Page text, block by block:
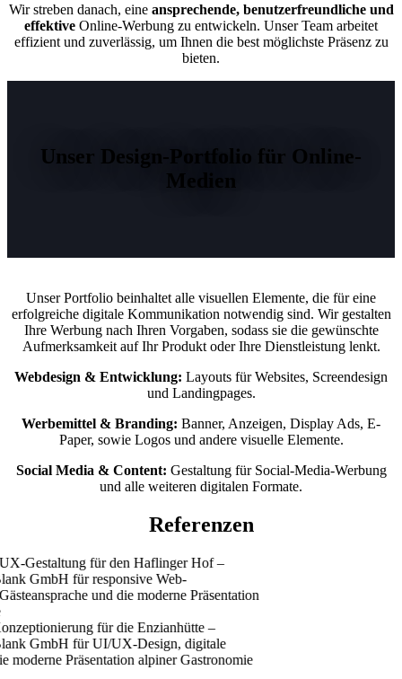
Wir streben danach, eine ansprechende, benutzerfreundliche und
effektive Online-Werbung zu entwickeln. Unser Team arbeitet
effizient und zuverlässig, um Ihnen die best möglichste Präsenz zu
bieten.
Unser Design-Portfolio für Online-
Medien
Unser Portfolio beinhaltet alle visuellen Elemente, die für eine
erfolgreiche digitale Kommunikation notwendig sind. Wir gestalten
Ihre Werbung nach Ihren Vorgaben, sodass sie die gewünschte
Aufmerksamkeit auf Ihr Produkt oder Ihre Dienstleistung lenkt.
Webdesign & Entwicklung: Layouts für Websites, Screendesign
und Landingpages.
Werbemittel & Branding: Banner, Anzeigen, Display Ads, E-
Paper, sowie Logos und andere visuelle Elemente.
Social Media & Content: Gestaltung für Social-Media-Werbung
und alle weiteren digitalen Formate.
Referenzen